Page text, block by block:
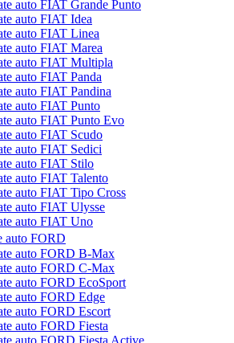
auto FIAT Grande Punto
auto FIAT Idea
auto FIAT Linea
auto FIAT Marea
auto FIAT Multipla
auto FIAT Panda
auto FIAT Pandina
auto FIAT Punto
auto FIAT Punto Evo
auto FIAT Scudo
auto FIAT Sedici
auto FIAT Stilo
auto FIAT Talento
auto FIAT Tipo Cross
auto FIAT Ulysse
auto FIAT Uno
auto FORD
auto FORD B-Max
auto FORD C-Max
auto FORD EcoSport
auto FORD Edge
auto FORD Escort
auto FORD Fiesta
auto FORD Fiesta Active